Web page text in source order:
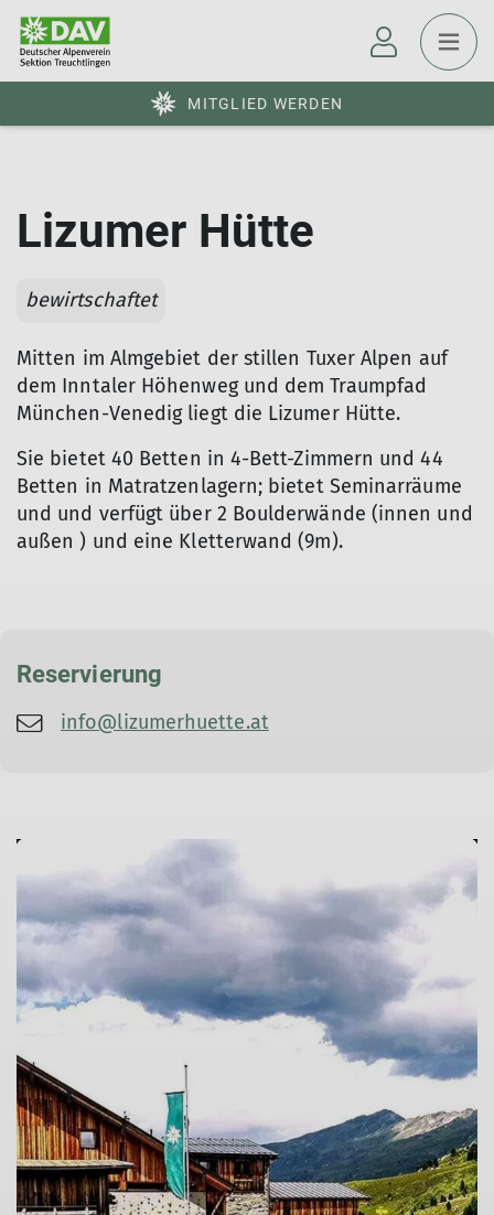
MITGLIED WERDEN
Lizumer Hütte
bewirtschaftet
Mitten im Almgebiet der stillen Tuxer Alpen auf
dem Inntaler Höhenweg und dem Traumpfad
München-Venedig liegt die Lizumer Hütte.
Sie bietet 40 Betten in 4-Bett-Zimmern und 44
Betten in Matratzenlagern; bietet Seminarräume
und und verfügt über 2 Boulderwände (innen und
außen ) und eine Kletterwand (9m).
Reservierung
info@lizumerhuette.at